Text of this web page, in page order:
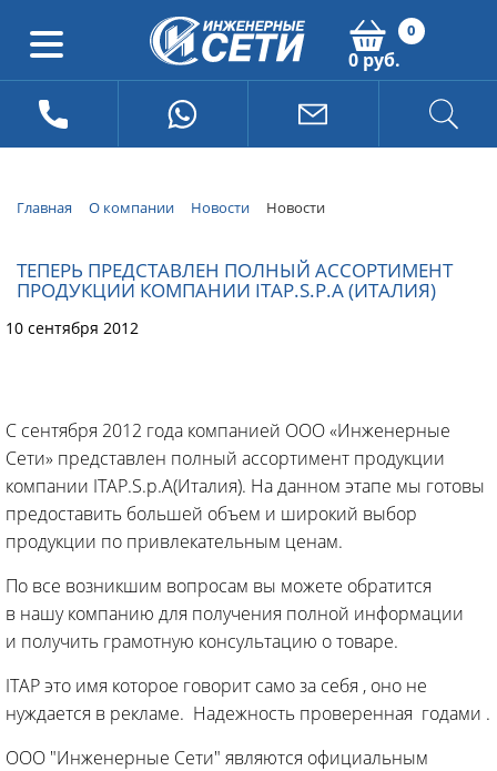
0
0 руб.
Главная О компании Новости Новости
ТЕПЕРЬ ПРЕДСТАВЛЕН ПОЛНЫЙ АССОРТИМЕНТ
ПРОДУКЦИИ КОМПАНИИ ITAP.S.P.A (ИТАЛИЯ)
10 сентября 2012
С сентября 2012 года компанией ООО «Инженерные
Сети» представлен полный ассортимент продукции
компании ITAP.S.p.A(Италия). На данном этапе мы готовы
предоставить большей объем и широкий выбор
продукции по привлекательным ценам.
По все возникшим вопросам вы можете обратится
в нашу компанию для получения полной информации
и получить грамотную консультацию о товаре.
ITAP это имя которое говорит само за себя , оно не
нуждается в рекламе. Надежность проверенная годами .
ООО "Инженерные Сети" являются официальным